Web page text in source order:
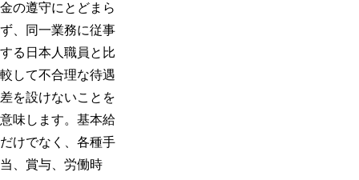
金の遵守にとどまら
ず、同一業務に従事
する日本人職員と比
較して不合理な待遇
差を設けないことを
意味します。基本給
だけでなく、各種手
当、賞与、労働時